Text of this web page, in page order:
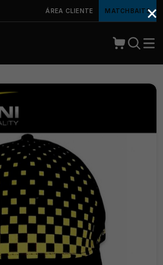
ÁREA CLIENTE MATCHBAITS×